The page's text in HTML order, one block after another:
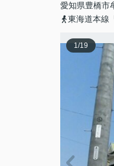
愛知県豊橋市
東海道本線
1/19